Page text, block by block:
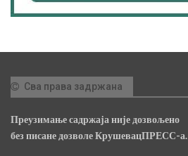
Сва права задржана
Преузимање садржаја није дозвољено
без писане дозволе КрушевацПРЕСС-а.